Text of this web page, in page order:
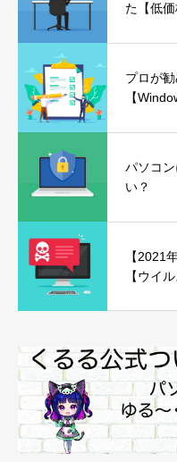
た【低価
プロが
【
パソコ
い？
【2021
【ウイ